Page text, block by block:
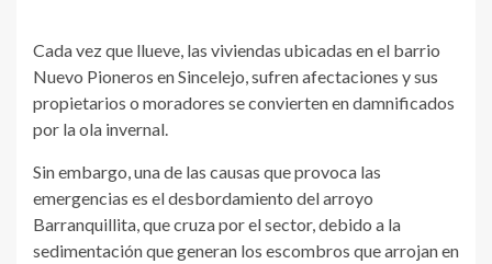
Cada vez que llueve, las viviendas ubicadas en el barrio
Nuevo Pioneros en Sincelejo, sufren afectaciones y sus
propietarios o moradores se convierten en damnificados
por la ola invernal.
Sin embargo, una de las causas que provoca las
emergencias es el desbordamiento del arroyo
Barranquillita, que cruza por el sector, debido a la
sedimentación que generan los escombros que arrojan en